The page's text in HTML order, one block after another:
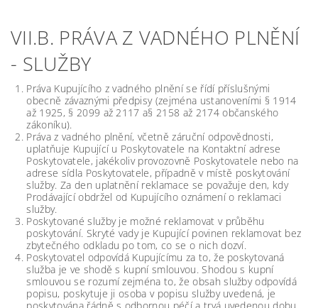
VII.B. PRÁVA Z VADNÉHO PLNĚNÍ
- SLUŽBY
Práva Kupujícího z vadného plnění se řídí příslušnými
obecně závaznými předpisy (zejména ustanoveními § 1914
až 1925, § 2099 až 2117 a§ 2158 až 2174 občanského
zákoníku).
Práva z vadného plnění, včetně záruční odpovědnosti,
uplatňuje Kupující u Poskytovatele na Kontaktní adrese
Poskytovatele, jakékoliv provozovně Poskytovatele nebo na
adrese sídla Poskytovatele, případně v místě poskytování
služby. Za den uplatnění reklamace se považuje den, kdy
Prodávající obdržel od Kupujícího oznámení o reklamaci
služby.
Poskytované služby je možné reklamovat v průběhu
poskytování. Skryté vady je Kupující povinen reklamovat bez
zbytečného odkladu po tom, co se o nich dozví.
Poskytovatel odpovídá Kupujícímu za to, že poskytovaná
služba je ve shodě s kupní smlouvou. Shodou s kupní
smlouvou se rozumí zejména to, že obsah služby odpovídá
popisu, poskytuje ji osoba v popisu služby uvedená, je